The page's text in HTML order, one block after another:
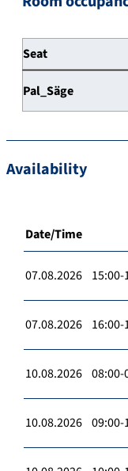
Seat
Pal_Säge
Availability
Date/Time
07.08.2026 15:00-
07.08.2026 16:00-
10.08.2026 08:00-
10.08.2026 09:00-